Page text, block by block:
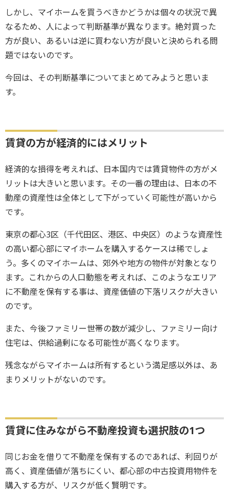
しかし、マイホームを買うべきかどうかは個々の状況で異
なるため、人によって判断基準が異なります。絶対買った
方が良い、あるいは逆に買わない方が良いと決められる問
題ではないのです。
今回は、その判断基準についてまとめてみようと思いま
す。
賃貸の方が経済的にはメリット
経済的な損得を考えれば、日本国内では賃貸物件の方がメ
リットは大きいと思います。その一番の理由は、日本の不
動産の資産性は全体として下がっていく可能性が高いから
です。
東京の都心3区（千代田区、港区、中央区）のような資産性
の高い都心部にマイホームを購入するケースは稀でしょ
う。多くのマイホームは、郊外や地方の物件が対象となり
ます。これからの人口動態を考えれば、このようなエリア
に不動産を保有する事は、資産価値の下落リスクが大きい
のです。
また、今後ファミリー世帯の数が減少し、ファミリー向け
住宅は、供給過剰になる可能性が高くなります。
残念ながらマイホームは所有するという満足感以外は、あ
まりメリットがないのです。
賃貸に住みながら不動産投資も選択肢の1つ
同じお金を借りて不動産を保有するのであれば、利回りが
高く、資産価値が落ちにくい、都心部の中古投資用物件を
購入する方が、リスクが低く賢明です。